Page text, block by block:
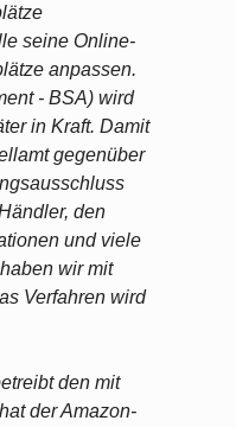
seine Online-
anpassen.
- BSA) wird
in Kraft. Damit
gegenüber
den
und viele
wir mit
Verfahren wird
den mit
der Amazon-